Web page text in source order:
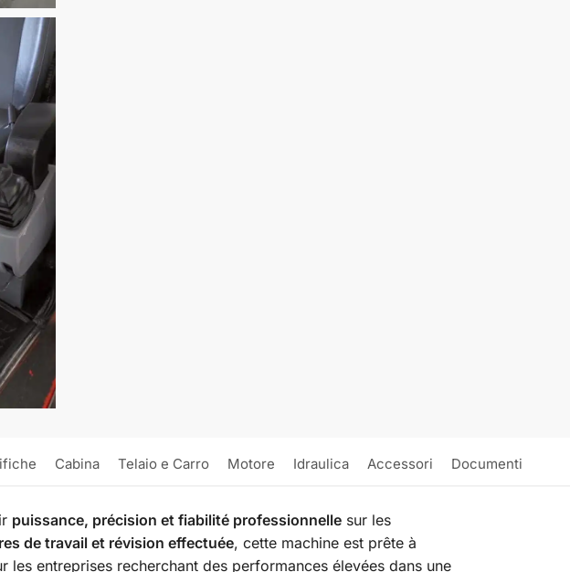
Cabina Telaio e Carro Motore Idraulica Accessori Documenti
puissance, précision et fiabilité professionnellesur les
de travail et révision effectuée, cette machine est prête à
entreprises recherchant des performances élevées dans une